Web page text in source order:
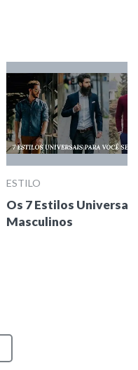
ESTILO
Os 7 Estilos Universais
Masculinos